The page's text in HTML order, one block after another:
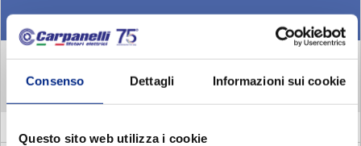
Consenso Dettagli Informazioni sui cookie
Questo sito web utilizza i cookie